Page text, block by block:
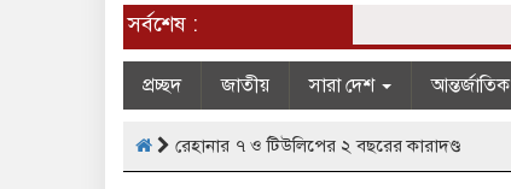
সর্বশেষ :
প্রচ্ছদ জাতীয় সারা দেশ আন্তর্জাতিক
রেহানার ৭ ও টিউলিপের ২ বছরের কারাদণ্ড